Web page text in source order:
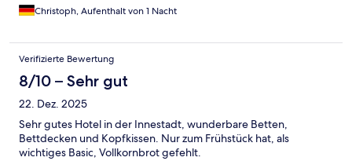
Christoph, Aufenthalt von 1 Nacht
Verifizierte Bewertung
8/10 – Sehr gut
22. Dez. 2025
Sehr gutes Hotel in der Innestadt, wunderbare Betten,
Bettdecken und Kopfkissen. Nur zum Frühstück hat, als
wichtiges Basic, Vollkornbrot gefehlt.